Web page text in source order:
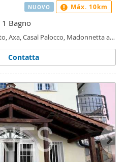
1 Bagno
Axa, Casal Palocco, Madonnetta a
Contatta
NUOVO Máx. 10km